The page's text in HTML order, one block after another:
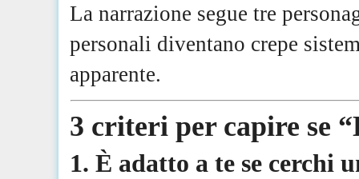
La narrazione segue tre
personali diventano crepe
apparente.
3 criteri per capire se
1. È adatto a te se cerchi